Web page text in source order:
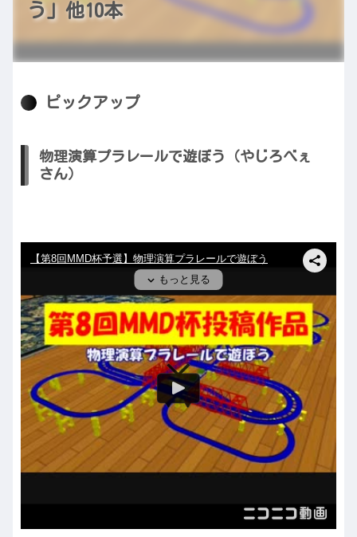
う」他10本
ピックアップ
物理演算プラレールで遊ぼう（やじろべぇ
さん）